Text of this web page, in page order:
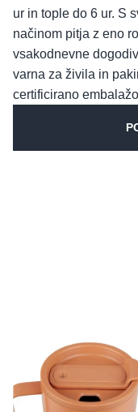
ur in tople do 6 ur. S
načinom pitja z eno
vsakodnevne
varna za živila in
certificirano
Glavne lastnosti:
Kapaciteta:800
Dvojna stena
Material:80%